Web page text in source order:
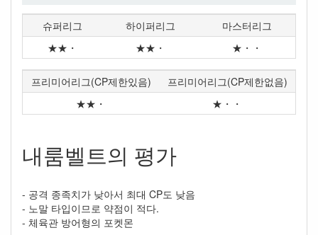
슈퍼리그 하이퍼리그
마스터리그
★★・
★★・ ★・・
프리미어리그(CP제한있음)
프리미어리그(CP제한없음)
★★・
★・・
내룸벨트의 평가
- 공격 종족치가 낮아서 최대 CP도 낮음
- 노말 타입이므로 약점이 적다.
- 체육관 방어형의 포켓몬